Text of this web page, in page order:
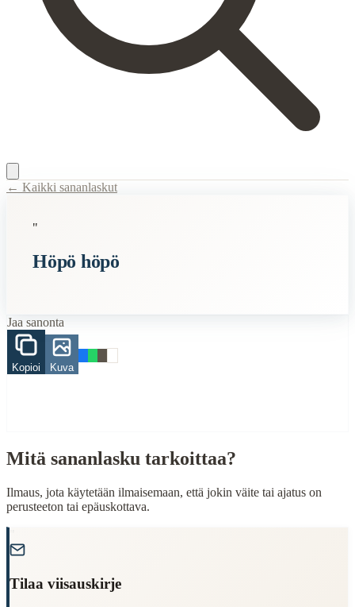
Description:Ilmaus, jota käytetään ilmaisemaan, että jokin väite tai
Suomalaiset
Ärsyttävimmät
When to Use This Content
Language:Finnish (suomi)
Origin:
Period:
← Kaikki sananlaskut
"
Höpö höpö
Jaa sanonta
Kopioi Kuva
Mitä sananlasku tarkoittaa?
Ilmaus, jota käytetään ilmaisemaan, että jokin väite tai ajatus on
perusteeton tai epäuskottava.
Tilaa viisauskirje